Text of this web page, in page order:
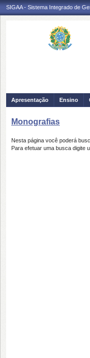
SIGAA - Sistema Integrado de
Apresentação Ensino
Monografias
Nesta página você poderá
Para efetuar uma busca digite